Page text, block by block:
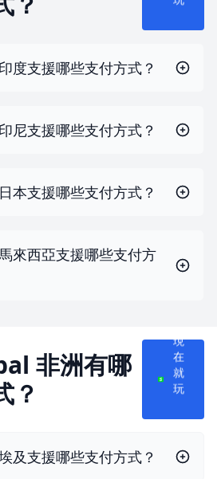
度支援哪些支付方式？
尼支援哪些支付方式？
本支援哪些支付方式？
來西亞支援哪些支付方
非洲有哪
？
現
在
就
玩
及支援哪些支付方式？